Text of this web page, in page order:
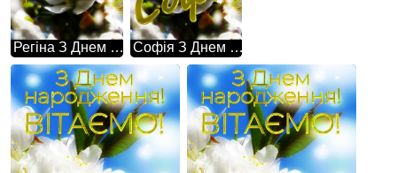
Регіна З Днем народження! Гарні білі квіти на дереві весною - це свідчення того, що природа здатна на дива. Софія З Днем народження! Гарні білі квіти на дереві весною - це свідчення того, що природа здатна на дива.